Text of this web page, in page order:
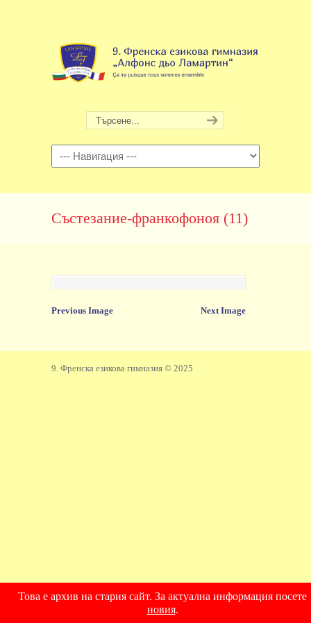
Навигация
Състезание-франкофоноя (11)
Previous Image Next Image
9. Френска езикова гимназия © 2025
Това е архив на стария сайт. За актуална информация посете
новия.